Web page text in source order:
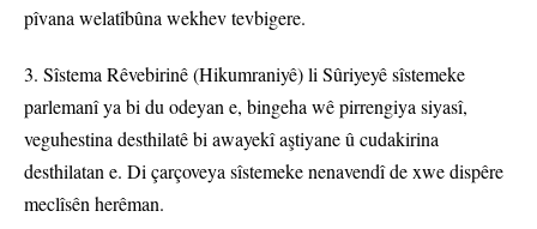
pîvana welatîbûna wekhev tevbigere.
3. Sîstema Rêvebirinê (Hikumraniyê) li Sûriyeyê sîstemeke
parlemanî ya bi du odeyan e, bingeha wê pirrengiya siyasî,
veguhestina desthilatê bi awayekî aştiyane û cudakirina
desthilatan e. Di çarçoveya sîstemeke nenavendî de xwe dispêre
meclîsên herêman.